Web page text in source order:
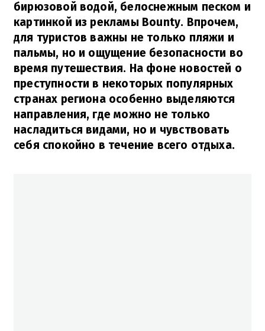
бирюзовой водой, белоснежным песком и
картинкой из рекламы Bounty. Впрочем,
для туристов важны не только пляжи и
пальмы, но и ощущение безопасности во
время путешествия. На фоне новостей о
преступности в некоторых популярных
странах региона особенно выделяются
направления, где можно не только
насладиться видами, но и чувствовать
себя спокойно в течение всего отдыха.